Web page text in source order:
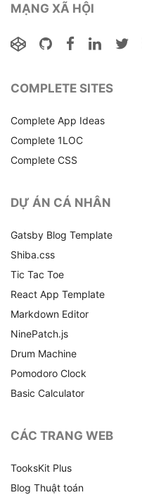
MẠNG XÃ HỘI
COMPLETE SITES
Complete App Ideas
Complete 1LOC
Complete CSS
DỰ ÁN CÁ NHÂN
Gatsby Blog Template
Shiba.css
Tic Tac Toe
React App Template
Markdown Editor
NinePatch.js
Drum Machine
Pomodoro Clock
Basic Calculator
CÁC TRANG WEB
TooksKit Plus
Blog Thuật toán